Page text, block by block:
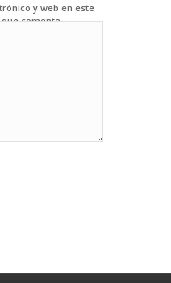
y web en este
comente.